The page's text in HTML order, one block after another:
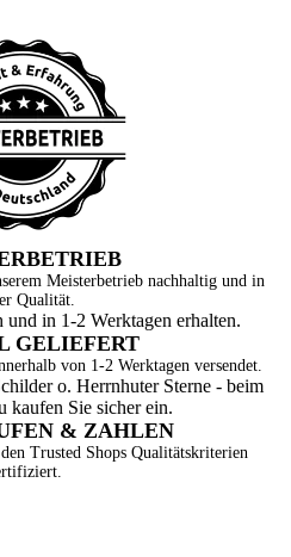
Meisterbetrieb nachhaltig und in
Qualität.
GELIEFERT
von 1-2 Werktagen versendet.
& ZAHLEN
Trusted Shops Qualitätskriterien